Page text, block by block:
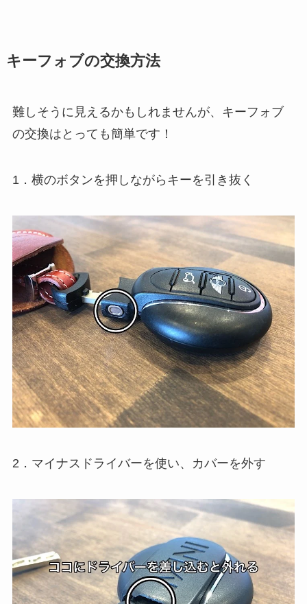
キーフォブの交換方法
難しそうに見えるかもしれませんが、キーフォブ
の交換はとっても簡単です！
1．横のボタンを押しながらキーを引き抜く
2．マイナスドライバーを使い、カバーを外す